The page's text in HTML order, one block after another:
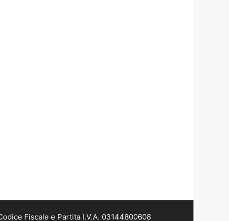
Fiscale e Partita I.V.A. 03144800608